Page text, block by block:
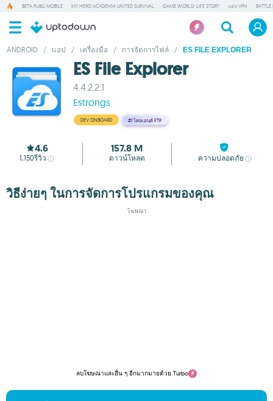
BETA PUBG MOBILE MY HERO ACADEMIA UNITED SURVIVAL GAME WORLD: LIFE STORY แอป VPN BATTLE
ANDROID / แอป / เครื่องมือ / การจัดการไฟล์ / ES FILE EXPLORER
ES File Explorer
4.4.2.2.1
Estrongs
DEV ONBOARD #1ไคลเอนต์ FTP
4.6
1,150รีวิว
157.8 M
ดาวน์โหลด ความปลอดภัย
วิธีง่ายๆ ในการจัดการโปรแกรมของคุณ
โฆษณา
ลบโฆษณาและอื่น ๆ อีกมากมายด้วย Turbo